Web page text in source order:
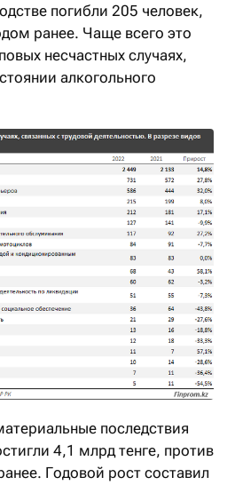
погибли 205 человек,
ранее. Чаще всего это
несчастных случаях,
алкогольного
последствия
4,1 млрд тенге, против
Годовой рост составил